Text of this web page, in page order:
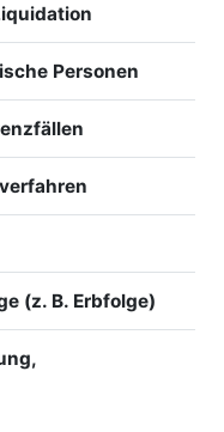
Personen
(z. B. Erbfolge)